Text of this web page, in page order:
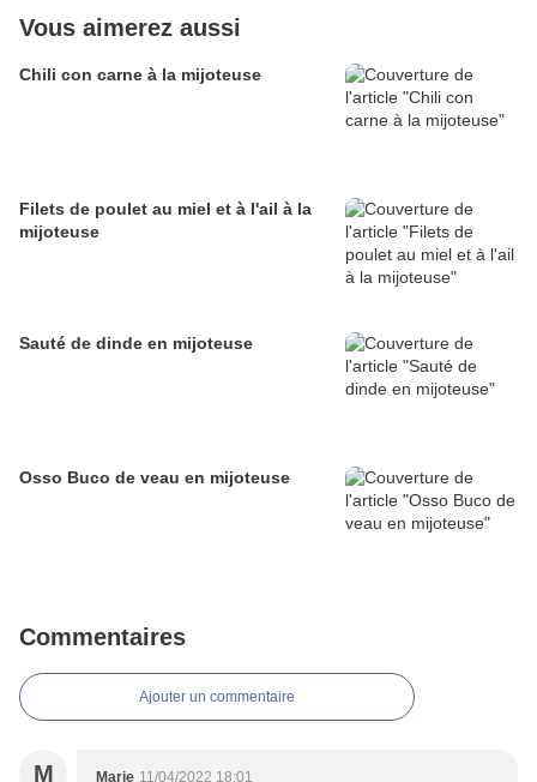
Vous aimerez aussi
Chili con carne à la mijoteuse
Filets de poulet au miel et à l'ail à la
mijoteuse
Sauté de dinde en mijoteuse
Osso Buco de veau en mijoteuse
Commentaires
Ajouter un commentaire
M Marie 11/04/2022 18:01